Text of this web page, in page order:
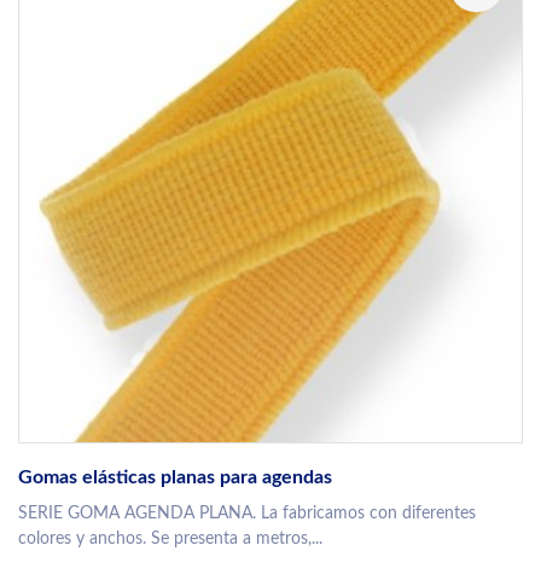
Gomas elásticas planas para agendas
SERIE GOMA AGENDA PLANA. La fabricamos con diferentes
colores y anchos. Se presenta a metros,...